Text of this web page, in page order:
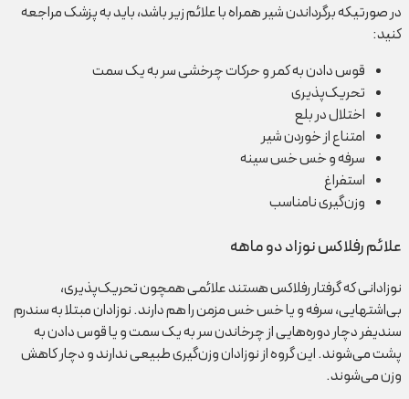
در صورتیکه برگرداندن شیر همراه با علائم زیر باشد، باید به پزشک مراجعه
کنید:
قوس دادن به کمر و حرکات چرخشی سر به یک سمت
تحریک‌پذیری
اختلال در بلع
امتناع از خوردن شیر
سرفه و خس خس سینه
استفراغ
وزن‌گیری نامناسب
علائم رفلاکس نوزاد دو ماهه
نوزادانی که گرفتار رفلاکس هستند علائمی همچون تحریک‌پذیری،
بی‌اشتهایی، سرفه و یا خس خس مزمن را هم دارند. نوزادان مبتلا به سندرم
سندیفر دچار دوره‌هایی از چرخاندن سر به یک سمت و یا قوس دادن به
پشت می‌شوند. این گروه از نوزادان وزن‌گیری طبیعی ندارند و دچار کاهش
وزن می‌شوند.